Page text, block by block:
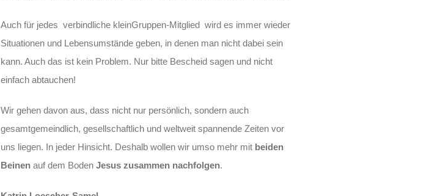
Auch für jedes verbindliche kleinGruppen-Mitglied wird es immer wieder
Situationen und Lebensumstände geben, in denen man nicht dabei sein
kann. Auch das ist kein Problem. Nur bitte Bescheid sagen und nicht
einfach abtauchen!
Wir gehen davon aus, dass nicht nur persönlich, sondern auch
gesamtgemeindlich, gesellschaftlich und weltweit spannende Zeiten vor
uns liegen. In jeder Hinsicht. Deshalb wollen wir umso mehr mit beiden
Beinen auf dem BodenJesus zusammen nachfolgen.